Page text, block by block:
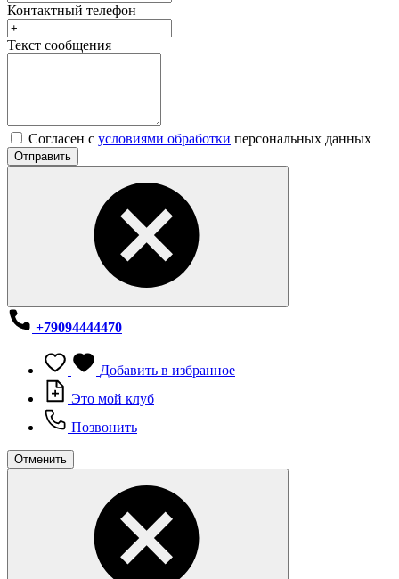
Контактный телефон
Текст сообщения
Согласен с условиями обработки персональных данных
Отправить
+79094444470
Добавить в избранное
Это мой клуб
Позвонить
Отменить